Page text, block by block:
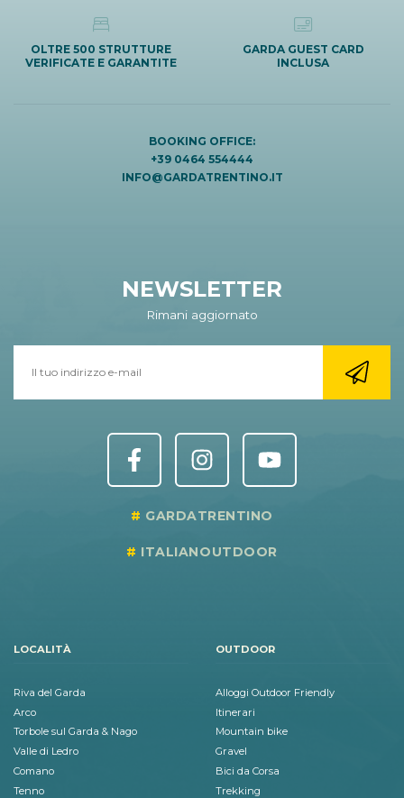
OLTRE 500 STRUTTURE
VERIFICATE E GARANTITE
GARDA GUEST CARD
INCLUSA
BOOKING OFFICE:
+39 0464 554444
INFO@GARDATRENTINO.IT
NEWSLETTER
Rimani aggiornato
GARDATRENTINO
ITALIANOUTDOOR
LOCALITÀ
Riva del Garda
Arco
Torbole sul Garda & Nago
Valle di Ledro
Comano
Tenno
OUTDOOR
Alloggi Outdoor Friendly
Itinerari
Mountain bike
Gravel
Bici da Corsa
Trekking